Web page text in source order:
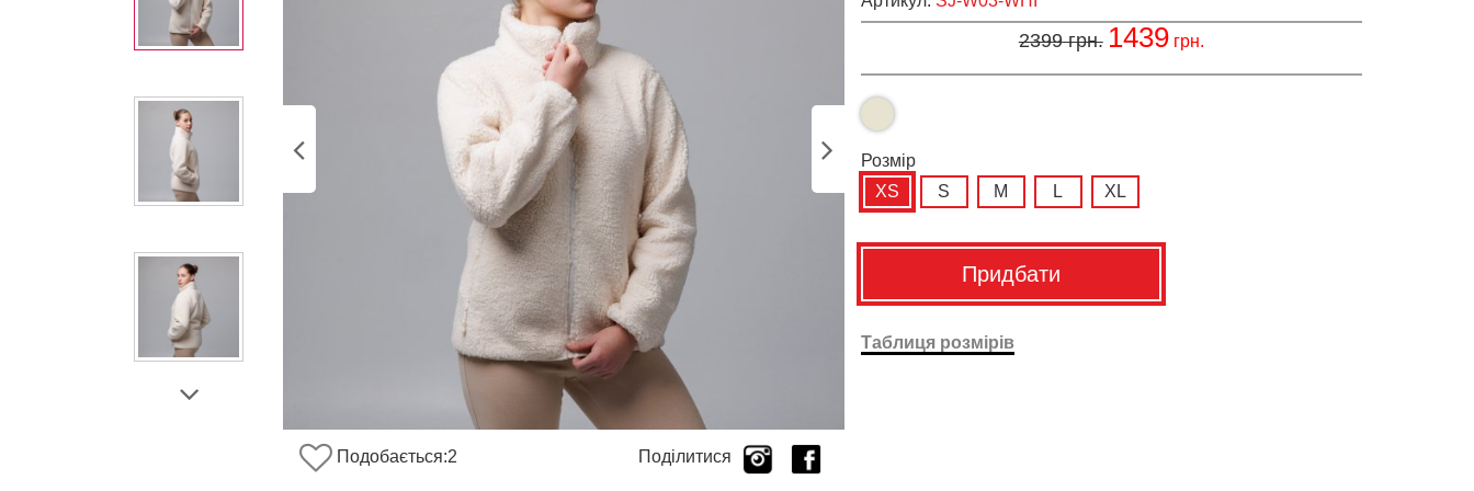
Подобається:2 Поділитися
2399грн. 1439грн.
Розмiр
XS
S M L XL
Придбати
Таблиця розмірів